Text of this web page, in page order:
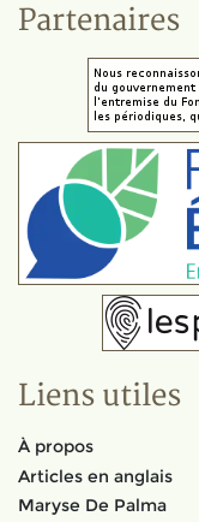
Partenaires
Liens utiles
À propos
Articles en anglais
Maryse De Palma